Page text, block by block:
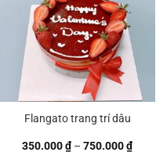
Flangato trang trí dâu
350.000₫ – 750.000₫
giá: